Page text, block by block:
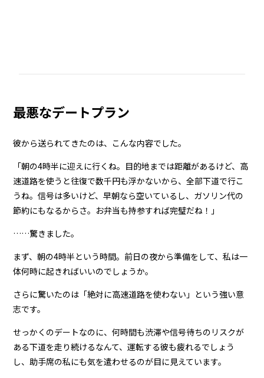
最悪なデートプラン
彼から送られてきたのは、こんな内容でした。
「朝の4時半に迎えに行くね。目的地までは距離があるけど、高
速道路を使うと往復で数千円も浮かないから、全部下道で行こ
うね。信号は多いけど、早朝なら空いているし、ガソリン代の
節約にもなるからさ。お弁当も持参すれば完璧だね！」
……驚きました。
まず、朝の4時半という時間。前日の夜から準備をして、私は一
体何時に起きればいいのでしょうか。
さらに驚いたのは「絶対に高速道路を使わない」という強い意
志です。
せっかくのデートなのに、何時間も渋滞や信号待ちのリスクが
ある下道を走り続けるなんて、運転する彼も疲れるでしょう
し、助手席の私にも気を遣わせるのが目に見えています。